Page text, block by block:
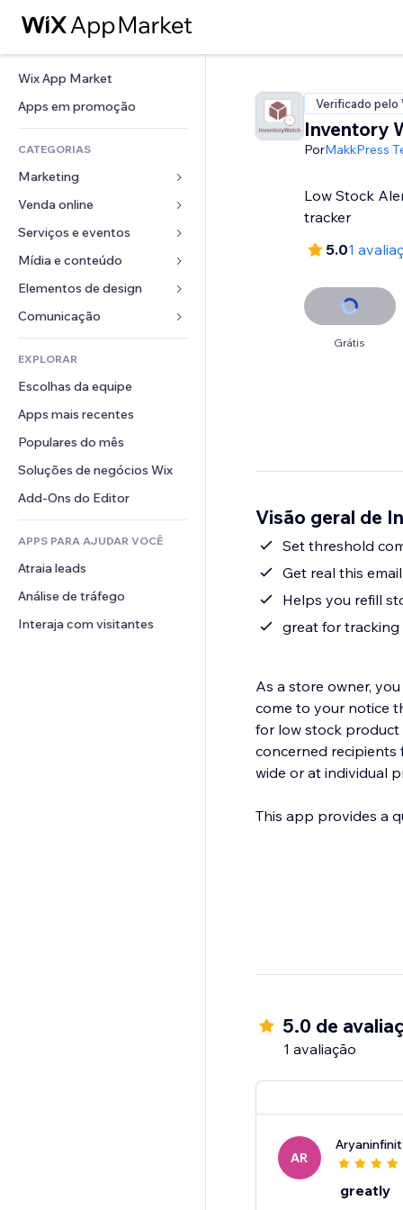
Wix App Market
Apps em promoção
CATEGORIAS
Marketing
Anúncios
Mobile
Análises
Listas do site
Email
Venda online
Apps para lojas
Frete e entrega
Botões de venda
Contabilidade
Cupons e fidelidade
Soluções de armazenamento
Serviços e eventos
Hotéis
Eventos
Restaurantes
Imobiliária
Meus agendamentos
Mídia e conteúdo
Galeria
Músicas
Podcasts
Fotografia
Vídeo
PDF
Compartilhamento de arquivos
Notícias
Elementos de design
Mapas e navegação
Privacidade e segurança
Relógio
Templates de página
Efeitos de imagem
Botões e menus
Banners e selos
Calculadoras
Busca
Previsão do tempo
Tabelas e gráficos
Formulários
Enquetes
Chat
Comentários
Telefone
Comunidade
Avaliações e depoimentos
CRM
EXPLORAR
Escolhas da equipe
Apps mais recentes
Populares do mês
Soluções de negócios Wix
Add-Ons do Editor
APPS PARA AJUDAR VOCÊ
Atraia leads
Análise de tráfego
Interaja com visitantes
Verificado pelo
Inventory
PorMakkPress
Low Stock
tracker
5.01
Grátis
Visão geral de
Set threshold
Get real this
Helps you refill
great for
As a store owner,
come to your notice
for low stock product
concerned recipients for low
wide or at individual
This app provides a
5.0 de
1 avaliação
AR
greatly